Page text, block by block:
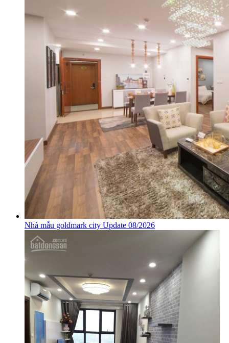
Nhà mẫu goldmark city Update 08/2026